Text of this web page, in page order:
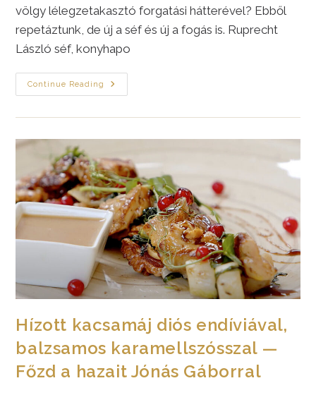
völgy lélegzetakasztó forgatási hátterével? Ebből
repetáztunk, de új a séf és új a fogás is. Ruprecht
László séf, konyhapo
Continue Reading
Marhatatár
Velővel,
Hazait
Csécsei
Lászlóval
Hízott kacsamáj diós endíviával,
balzsamos karamellszósszal —
Főzd a hazait Jónás Gáborral